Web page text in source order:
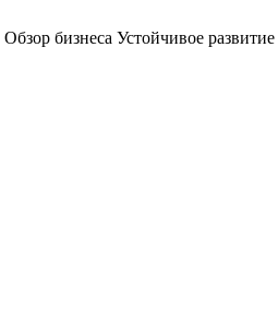
Обзор бизнеса Устойчивое развитие